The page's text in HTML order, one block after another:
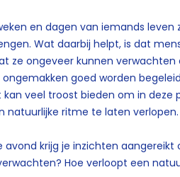
en dagen van iemands
Wat daarbij helpt, is dat
ze ongeveer kunnen
goed worden
kan veel troost bieden om in
natuurlijke ritme te laten verlopen.
avond krijg je inzichten
Hoe verloopt een